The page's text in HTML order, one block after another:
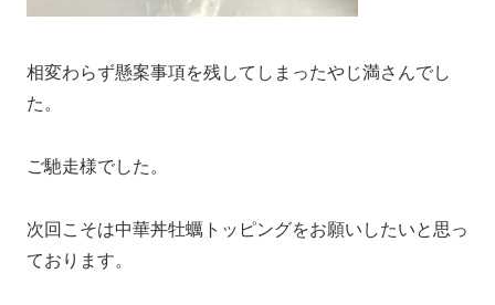
相変わらず懸案事項を残してしまったやじ満さんでし
た。
ご馳走様でした。
次回こそは中華丼牡蠣トッピングをお願いしたいと思っ
ております。